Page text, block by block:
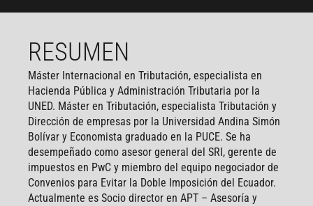
RESUMEN
Máster Internacional en Tributación, especialista en
Hacienda Pública y Administración Tributaria por la
UNED. Máster en Tributación, especialista Tributación y
Dirección de empresas por la Universidad Andina Simón
Bolívar y Economista graduado en la PUCE. Se ha
desempeñado como asesor general del SRI, gerente de
impuestos en PwC y miembro del equipo negociador de
Convenios para Evitar la Doble Imposición del Ecuador.
Actualmente es Socio director en APT – Asesoría y